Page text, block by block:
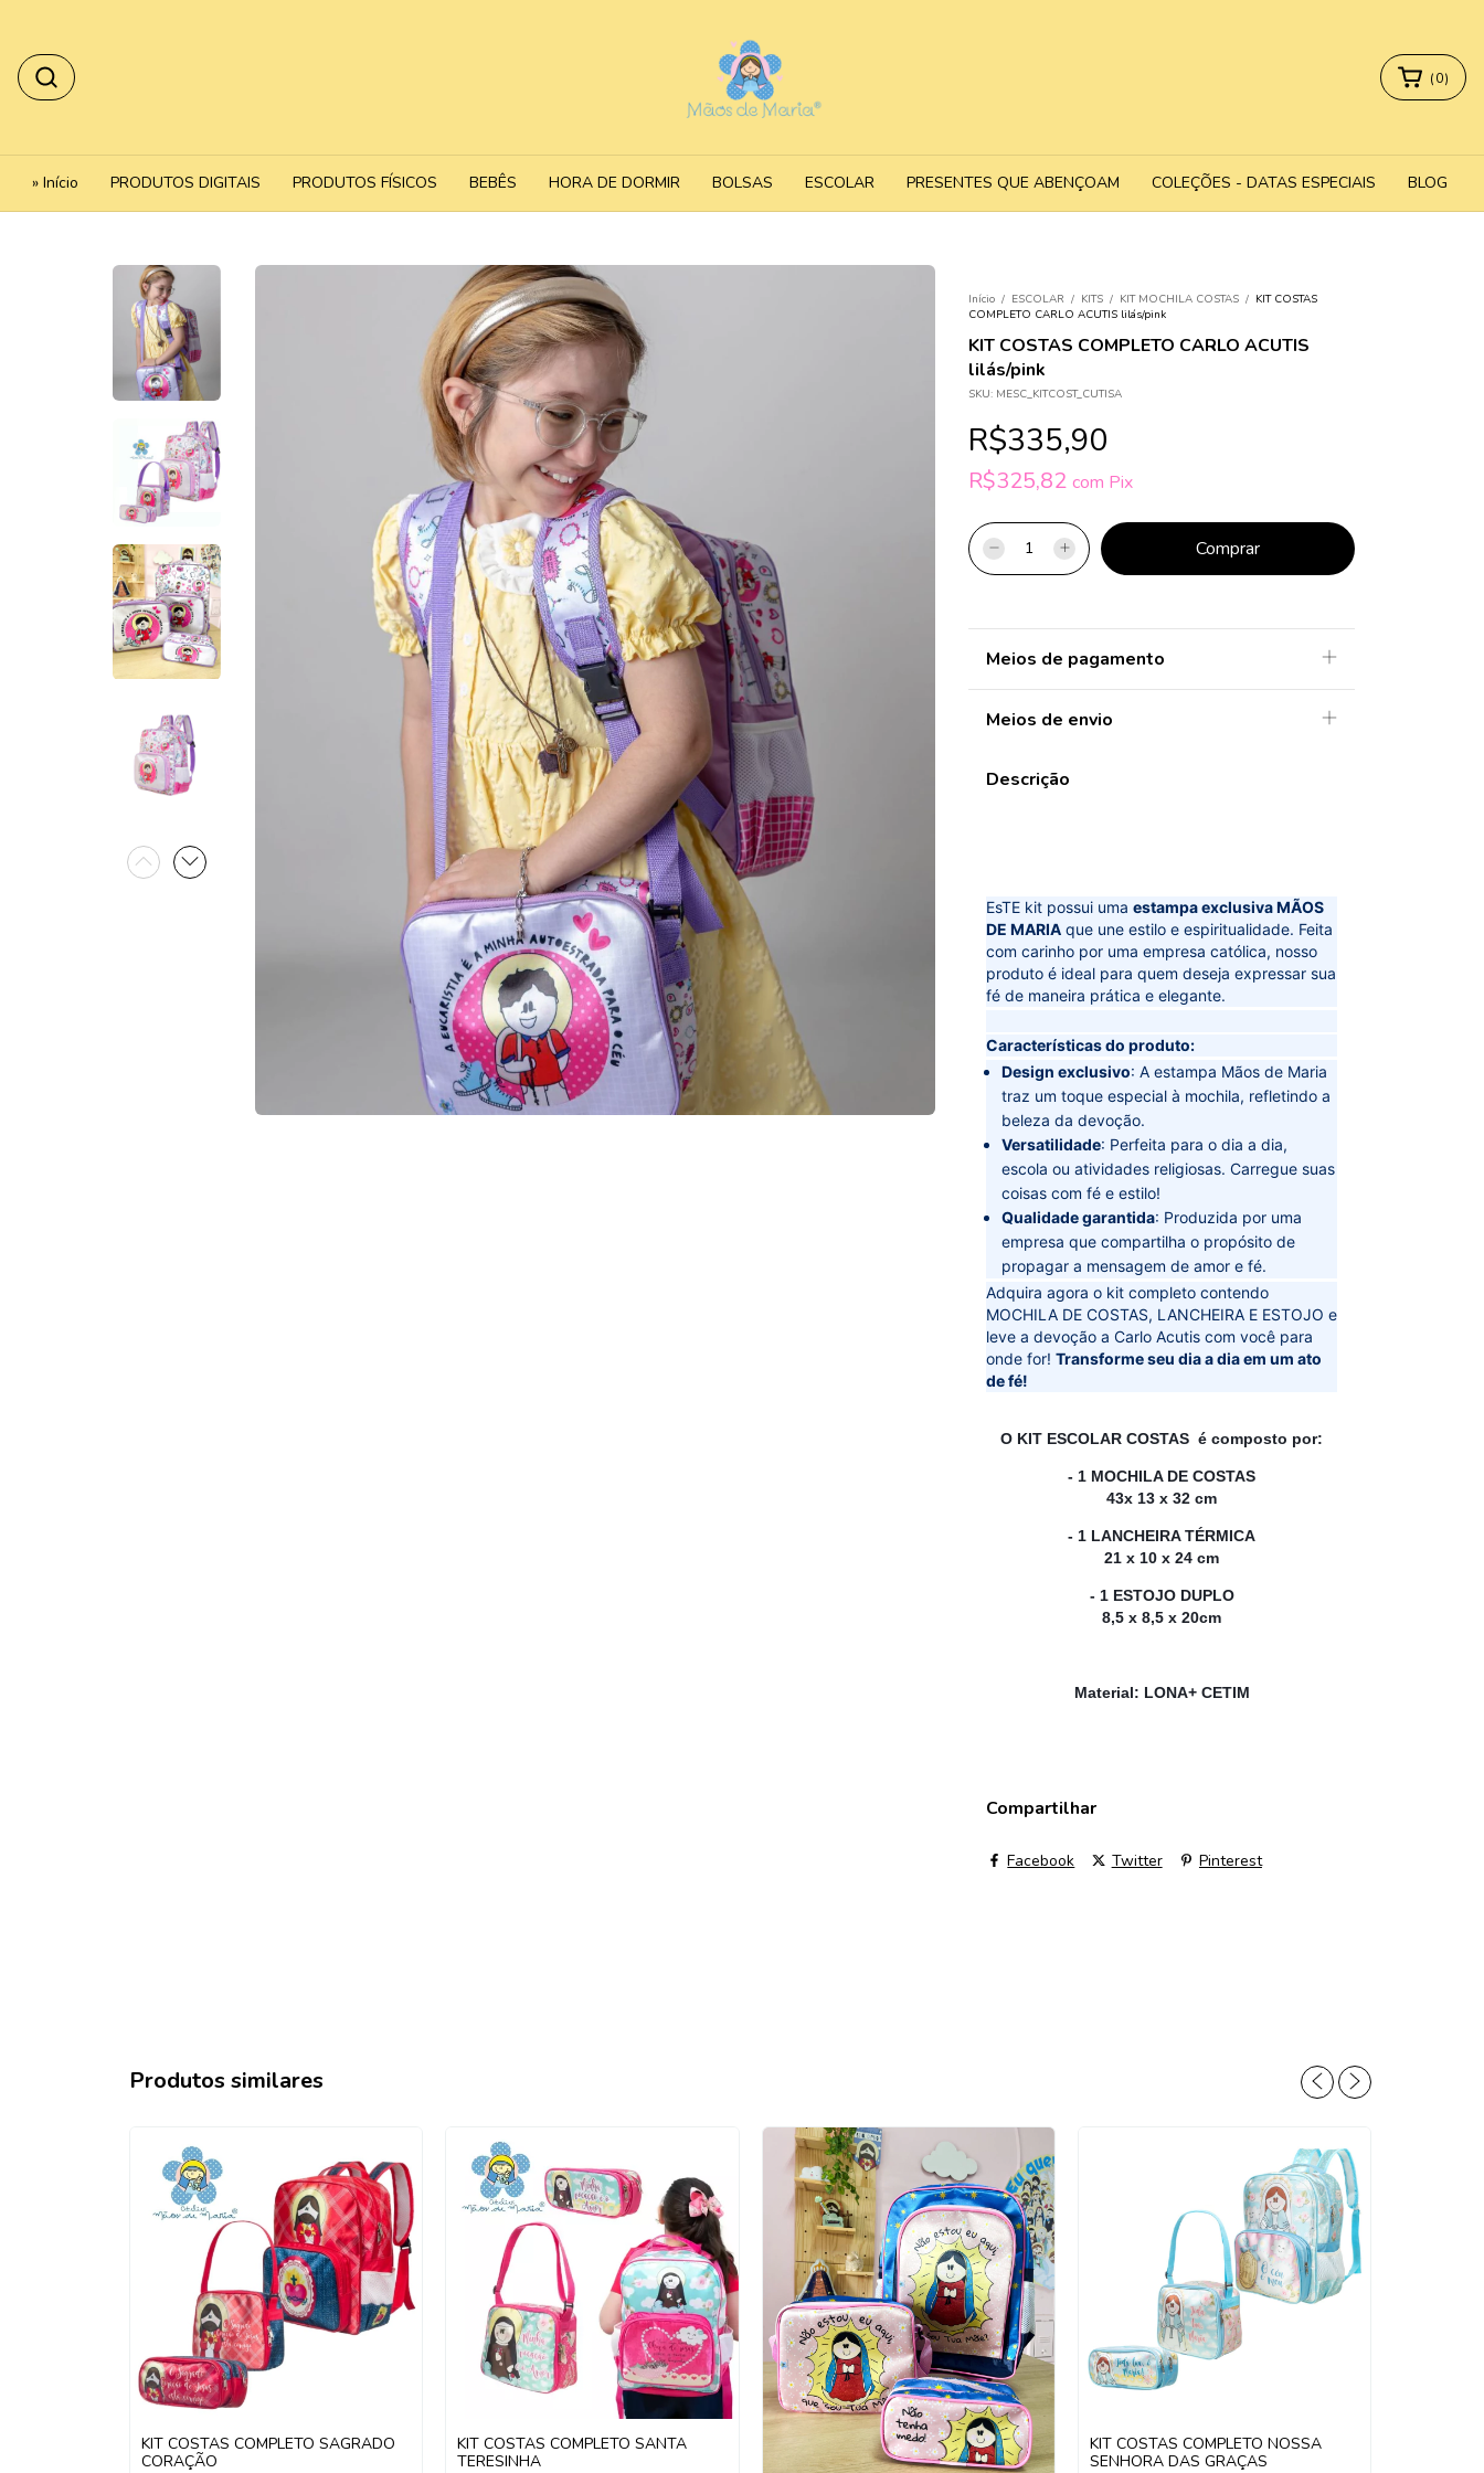
(0)
» Início PRODUTOS DIGITAIS PRODUTOS FÍSICOS BEBÊS HORA DE DORMIR BOLSAS ESCOLAR PRESENTES QUE ABENÇOAM COLEÇÕES - DATAS ESPECIAIS BLOG
Início / ESCOLAR / KITS / KIT MOCHILA COSTAS / KIT COSTAS
COMPLETO CARLO ACUTIS lilás/pink
KIT COSTAS COMPLETO CARLO ACUTIS
lilás/pink
SKU: MESC_KITCOST_CUTISA
R$335,90
R$325,82 com Pix
Meios de pagamento
Meios de envio
Descrição
EsTE kit possui uma estampa exclusiva MÃOS
DE MARIA que une estilo e espiritualidade. Feita
com carinho por uma empresa católica, nosso
produto é ideal para quem deseja expressar sua
fé de maneira prática e elegante.
Características do produto:
Design exclusivo: A estampa Mãos de Maria
traz um toque especial à mochila, refletindo a
beleza da devoção.
Versatilidade: Perfeita para o dia a dia,
escola ou atividades religiosas. Carregue suas
coisas com fé e estilo!
Qualidade garantida: Produzida por uma
empresa que compartilha o propósito de
propagar a mensagem de amor e fé.
Adquira agora o kit completo contendo
MOCHILA DE COSTAS, LANCHEIRA E ESTOJO e
leve a devoção a Carlo Acutis com você para
onde for! Transforme seu dia a dia em um ato
de fé!
O KIT ESCOLAR COSTAS é composto por:
- 1 MOCHILA DE COSTAS
43x 13 x 32 cm
- 1 LANCHEIRA TÉRMICA
21 x 10 x 24 cm
- 1 ESTOJO DUPLO
8,5 x 8,5 x 20cm
Material: LONA+ CETIM
Compartilhar
Facebook Twitter Pinterest
Produtos similares
KIT COSTAS COMPLETO SAGRADO
CORAÇÃO
KIT COSTAS COMPLETO SANTA
TERESINHA
KIT COSTAS COMPLETO NOSSA
SENHORA DAS GRAÇAS